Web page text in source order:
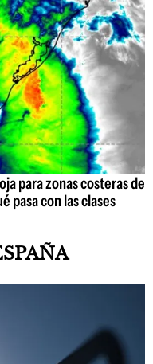
para zonas costeras de
pasa con las clases